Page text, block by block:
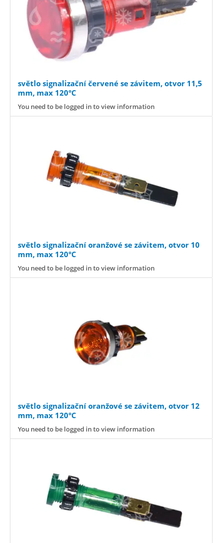
světlo signalizační červené se závitem, otvor 11,5
mm, max 120°C
You need to be logged in to view information
světlo signalizační oranžové se závitem, otvor 10
mm, max 120°C
You need to be logged in to view information
světlo signalizační oranžové se závitem, otvor 12
mm, max 120°C
You need to be logged in to view information